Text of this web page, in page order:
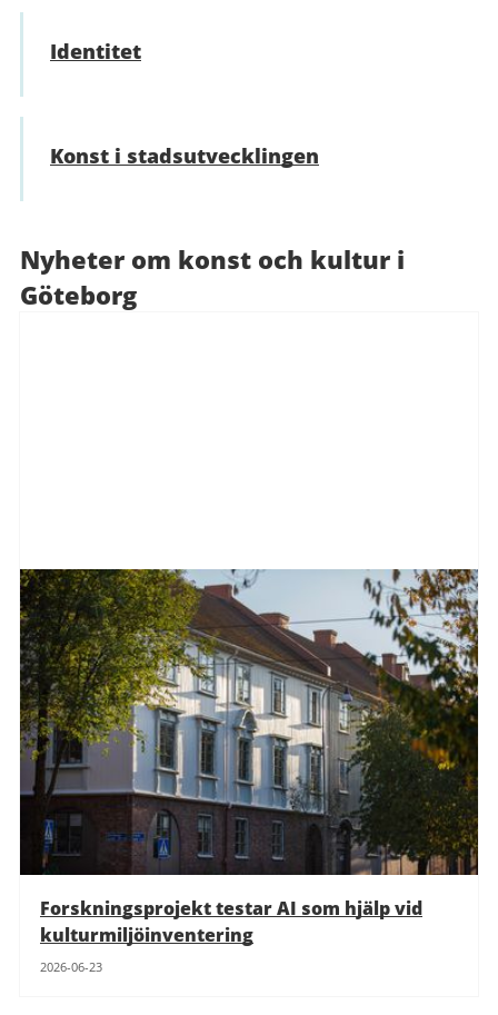
Identitet
Konst i stadsutvecklingen
Nyheter om konst och kultur i
Göteborg
Forskningsprojekt testar AI som hjälp vid
kulturmiljöinventering
2026-06-23